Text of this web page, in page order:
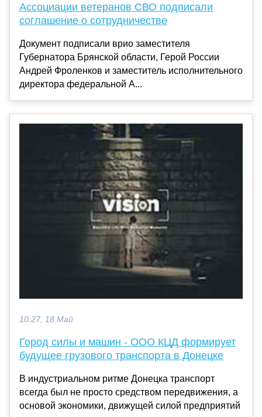
Ассоциации ветеранов СВО подписали
соглашение о сотрудничестве
Документ подписали врио заместителя
Губернатора Брянской области, Герой России
Андрей Фроленков и заместитель исполнительного
директора федеральной А...
10:27, 18 Май
Город силы и машин - ООО КЦД формирует
будущее грузового транспорта в Донецке
В индустриальном ритме Донецка транспорт
всегда был не просто средством передвижения, а
основой экономики, движущей силой предприятий